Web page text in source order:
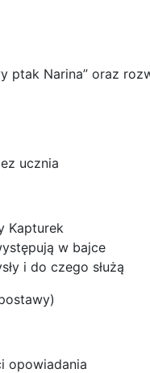
ptak Narina” oraz
ucznia
Kapturek
w bajce
i do czego służą
opowiadania